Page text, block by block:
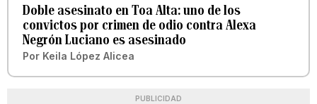
Doble asesinato en Toa Alta: uno de los
convictos por crimen de odio contra Alexa
Negrón Luciano es asesinado
Por Keila López Alicea
PUBLICIDAD